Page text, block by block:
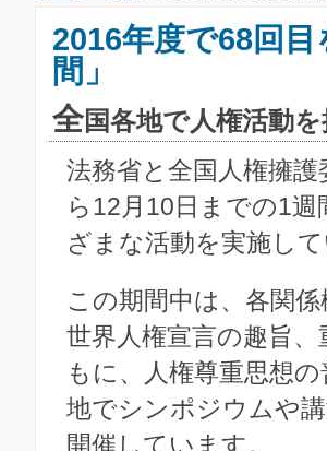
2016年度で68回
間」
全国各地で人権活動
法務省と全国人権擁
ら12月10日までの1週
ざまな活動を実施して
この期間中は、各関
世界人権宣言の趣旨
もに、人権尊重思想
地でシンポジウムや
開催しています。